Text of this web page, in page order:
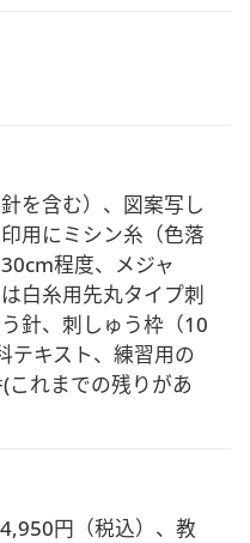
を学習していただきます。
を含む）、図案写し
用にミシン糸（色落
程度、メジャ
白糸用先丸タイプ刺
針、刺しゅう枠（10
テキスト、練習用の
れまでの残りがあ
円（税込）、教